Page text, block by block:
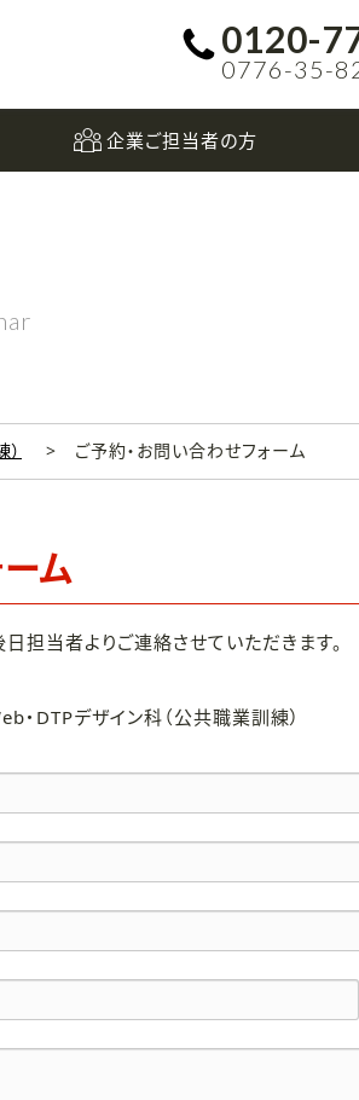
0120-
0776-35-
企業ご担当者の方
ご予約・お問い合わせフォーム
ム
担当者よりご連絡させていただきます。
・DTPデザイン科（公共職業訓練）